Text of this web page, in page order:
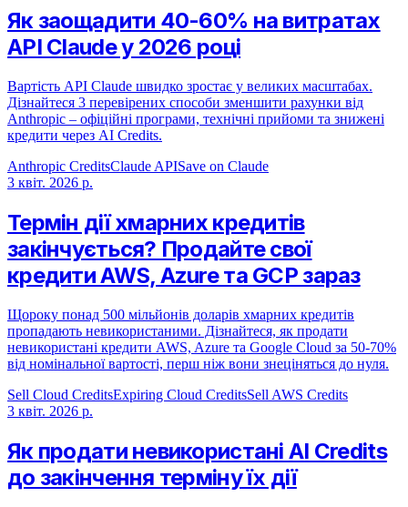
Як заощадити 40-60% на витратах
API Claude у 2026 році
Вартість API Claude швидко зростає у великих масштабах.
Дізнайтеся 3 перевірених способи зменшити рахунки від
Anthropic – офіційні програми, технічні прийоми та знижені
кредити через AI Credits.
Anthropic CreditsClaude APISave on Claude
3 квіт. 2026 р.
Термін дії хмарних кредитів
закінчується? Продайте свої
кредити AWS, Azure та GCP зараз
Щороку понад 500 мільйонів доларів хмарних кредитів
пропадають невикористаними. Дізнайтеся, як продати
невикористані кредити AWS, Azure та Google Cloud за 50-70%
від номінальної вартості, перш ніж вони знеціняться до нуля.
Sell Cloud CreditsExpiring Cloud CreditsSell AWS Credits
3 квіт. 2026 р.
Як продати невикористані AI Credits
до закінчення терміну їх дії